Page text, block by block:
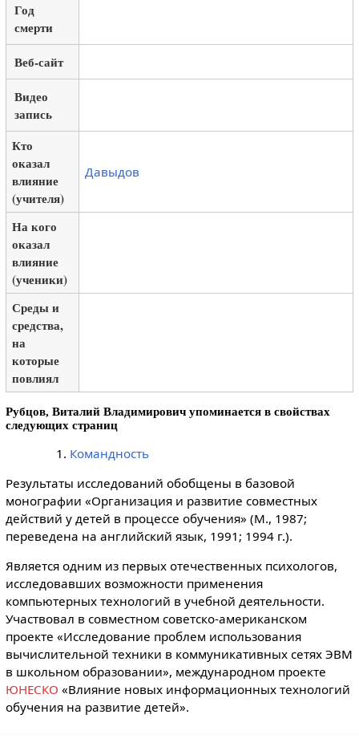
Год
смерти
Веб-сайт
Видео
запись
Кто
оказал
влияние
(учителя)
Давыдов
На кого
оказал
влияние
(ученики)
Среды и
средства,
на
которые
повлиял
Рубцов, Виталий Владимирович упоминается в свойствах
следующих страниц
Командность
Результаты исследований обобщены в базовой
монографии «Организация и развитие совместных
действий у детей в процессе обучения» (М., 1987;
переведена на английский язык, 1991; 1994 г.).
Является одним из первых отечественных психологов,
исследовавших возможности применения
компьютерных технологий в учебной деятельности.
Участвовал в совместном советско-американском
проекте «Исследование проблем использования
вычислительной техники в коммуникативных сетях ЭВМ
в школьном образовании», международном проекте
ЮНЕСКО «Влияние новых информационных технологий
обучения на развитие детей».